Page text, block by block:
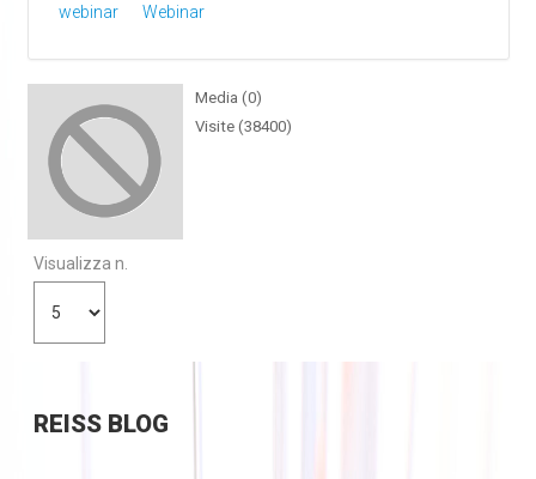
webinar
Webinar
Media (0)
Visite (38400)
Visualizza n.
REISSBLOG